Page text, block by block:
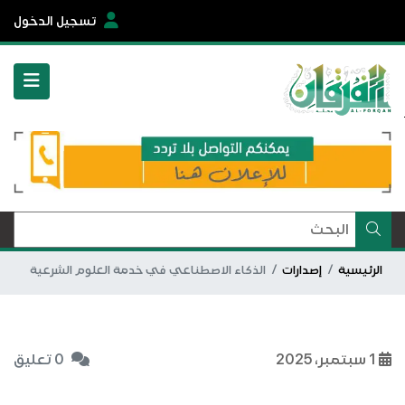
تسجيل الدخول
الرئيسية إصدارات الذكاء الاصطناعي في خدمة العلوم الشرعية
0 تعليق